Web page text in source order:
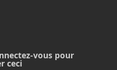
vous pour
ceci